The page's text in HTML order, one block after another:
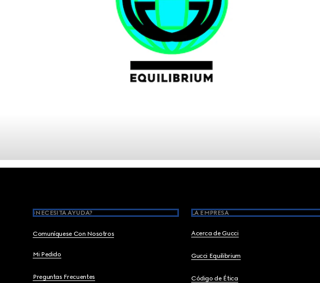
¿NECESITA AYUDA?
Comuníquese Con Nosotros
Mi Pedido
Preguntas Frecuentes
LA EMPRESA
Acerca de Gucci
Gucci Equilibrium
Código de Ética